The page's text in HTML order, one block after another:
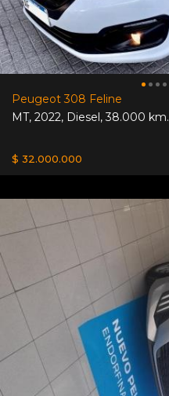
Peugeot 308 Feline
MT, 2022, Diesel,38.000 km.
$ 32.000.000